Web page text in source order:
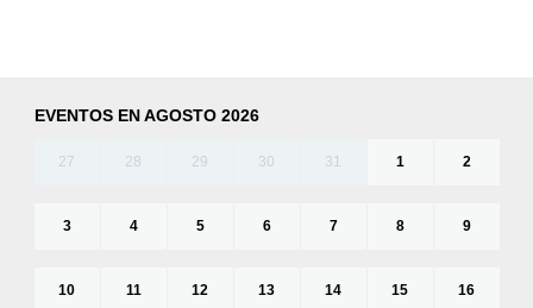
EVENTOS EN AGOSTO 2026
27 28 29 30 31 1 2
3 4 5 6 7 8 9
10 11 12 13 14 15 16